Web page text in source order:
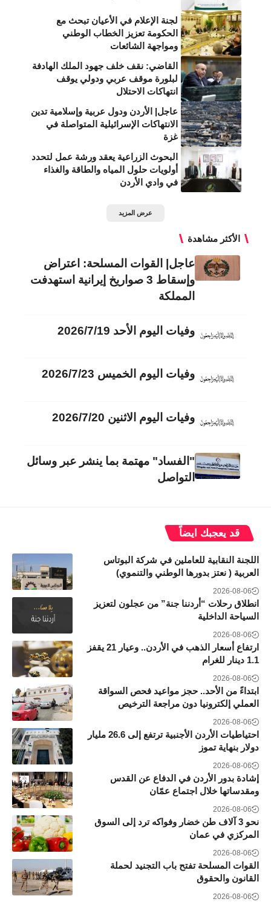
لجنة الإعلام في الأعيان تبحث مع
الحكومة تعزيز الخطاب الوطني
ومواجهة الشائعات
القاضي: نقف خلف جهود الملك الهادفة
لبلورة موقف عربي ودولي يوقف
انتهاكات الاحتلال
عاجل| الأردن ودول عربية وإسلامية تدين
الانتهاكات الإسرائيلية المتواصلة في
غزة
البحوث الزراعية يعقد ورشة عمل لتحدد
أولويات حلول المياه والطاقة والغذاء
في وادي الأردن
عرض المزيد
الأكثر مشاهدة
عاجل| القوات المسلحة: اعتراض
وإسقاط 3 صواريخ إيرانية استهدفت
المملكة
وفيات اليوم الأحد 2026/7/19
وفيات اليوم الخميس 2026/7/23
وفيات اليوم الاثنين 2026/7/20
"الفساد" مهتمة بما ينشر عبر وسائل
التواصل
قد يعجبك ايضاً
اللجنة النقابية للعاملين في شركة البوتاس
العربية ( نعتز بدورها الوطني والتنموي)
2026-08-06
انطلاق رحلات “أردننا جنة” من عجلون لتعزيز
السياحة الداخلية
2026-08-06
ارتفاع أسعار الذهب في الأردن.. وعيار 21 يقفز
1.1 دينار للغرام
2026-08-06
ابتداءً من الأحد.. حجز مواعيد فحص السواقة
العملي إلكترونيا دون مراجعة الترخيص
2026-08-06
احتياطيات الأردن الأجنبية ترتفع إلى 26.6 مليار
دولار بنهاية تموز
2026-08-06
إشادة بدور الأردن في الدفاع عن القدس
ومقدساتها خلال اجتماع عمّان
2026-08-06
نحو 3 آلاف طن خضار وفواكه ترد إلى السوق
المركزي في عمان
2026-08-06
القوات المسلحة تفتح باب التجنيد لحملة
القانون والحقوق
2026-08-06